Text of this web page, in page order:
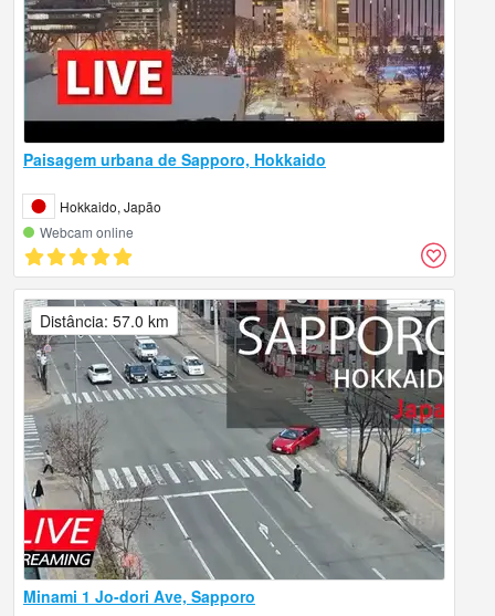
Paisagem urbana de Sapporo, Hokkaido
Hokkaido, Japão
Webcam online
Minami 1 Jo-dori Ave, Sapporo
Distância: 57.0 km